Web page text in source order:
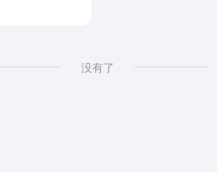
没有了